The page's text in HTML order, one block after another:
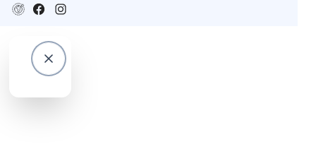
Information
Popup-meddelande